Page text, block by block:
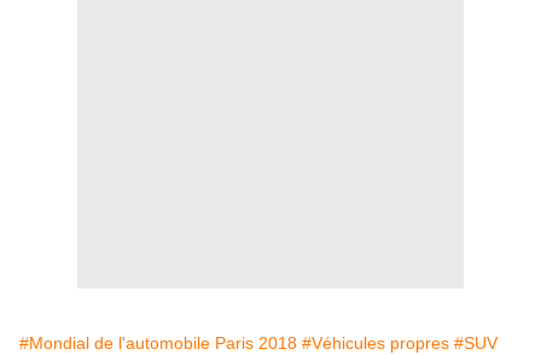
#Mondial de l'automobile Paris 2018 #Véhicules propres #SUV